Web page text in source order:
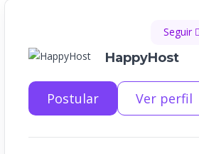
Seguir
HappyHost
Postular Ver perfil